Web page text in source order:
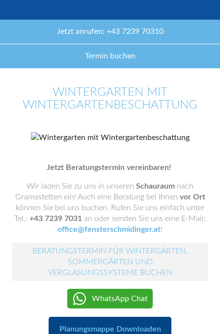
Jetzt anrufen: +43 7239 70310
Termin buchen
WINTERGARTEN MIT
WINTERGARTENBESCHATTUNG
Jetzt Beratungstermin vereinbaren!
Wir laden Sie zu uns in unseren Schauraum nach
Gramastetten ein! Auch eine Beratung bei Ihnen vor Ort
können Sie bei uns buchen. Rufen Sie uns einfach unter
Tel.: +43 7239 7031 an oder senden Sie uns eine E-Mail:
office@fensterschmidinger.at!
BERATUNGSTERMIN FÜR WINTERGÄRTEN,
SOMMERGÄRTEN UND
VERGLASUNGSSYSTEME BUCHEN
WhatsApp Chat
Planungsmappe Downloaden